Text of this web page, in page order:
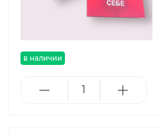
в наличии